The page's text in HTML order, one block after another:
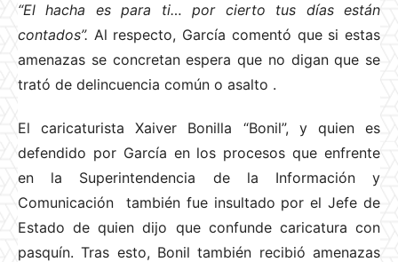
“El hacha es para ti… por cierto tus días están
contados”. Al respecto, García comentó que si estas
amenazas se concretan espera que no digan que se
trató de delincuencia común o asalto .
El caricaturista Xaiver Bonilla “Bonil”, y quien es
defendido por García en los procesos que enfrente
en la Superintendencia de la Información y
Comunicación también fue insultado por el Jefe de
Estado de quien dijo que confunde caricatura con
pasquín. Tras esto, Bonil también recibió amenazas